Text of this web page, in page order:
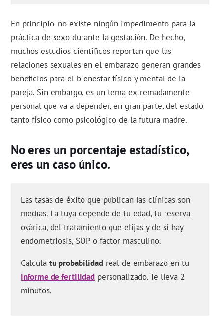
En principio, no existe ningún impedimento para la
práctica de sexo durante la gestación. De hecho,
muchos estudios científicos reportan que las
relaciones sexuales en el embarazo generan grandes
beneficios para el bienestar físico y mental de la
pareja. Sin embargo, es un tema extremadamente
personal que va a depender, en gran parte, del estado
tanto físico como psicológico de la futura madre.
No eres un porcentaje estadístico,
eres un caso único.
Las tasas de éxito que publican las clínicas son
medias. La tuya depende de tu edad, tu reserva
ovárica, del tratamiento que elijas y de si hay
endometriosis, SOP o factor masculino.
Calculatu probabilidad real de embarazo en tu
informe de fertilidad personalizado. Te lleva 2
minutos.